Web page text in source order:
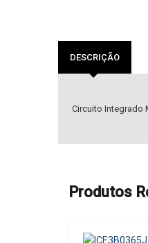
DESCRIÇÃO
Circuito Integrado
Produtos